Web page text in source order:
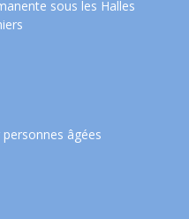
sous les Halles
âgées